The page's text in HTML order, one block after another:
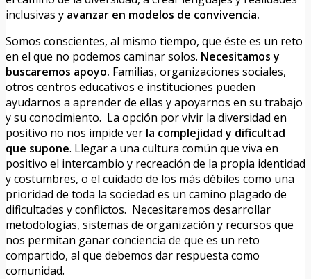
inclusivas y avanzar en modelos de convivencia.
Somos conscientes, al mismo tiempo, que éste es un reto
en el que no podemos caminar solos. Necesitamos y
buscaremos apoyo. Familias, organizaciones sociales,
otros centros educativos e instituciones pueden
ayudarnos a aprender de ellas y apoyarnos en su trabajo
y su conocimiento. La opción por vivir la diversidad en
positivo no nos impide ver la complejidad y dificultad
que supone. Llegar a una cultura común que viva en
positivo el intercambio y recreación de la propia identidad
y costumbres, o el cuidado de los más débiles como una
prioridad de toda la sociedad es un camino plagado de
dificultades y conflictos. Necesitaremos desarrollar
metodologías, sistemas de organización y recursos que
nos permitan ganar conciencia de que es un reto
compartido, al que debemos dar respuesta como
comunidad.